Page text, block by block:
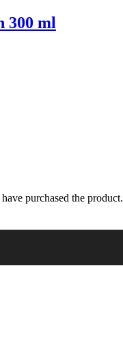
300 ml
purchased the product.